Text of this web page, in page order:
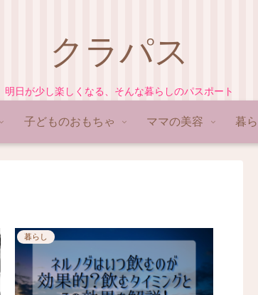
クラパス
明日が少し楽しくなる、そんな暮らしのパスポート
子どものおもちゃ ママの美容 暮
暮らし